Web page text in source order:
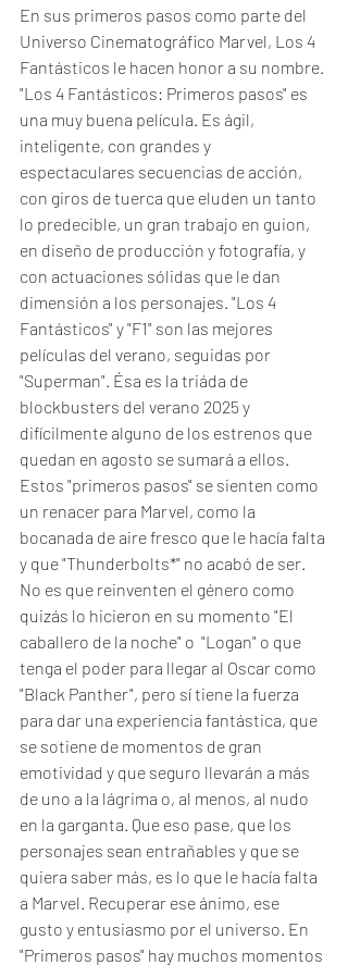
En sus primeros pasos como parte del
Universo Cinematográfico Marvel, Los 4
Fantásticos le hacen honor a su nombre.
"Los 4 Fantásticos: Primeros pasos" es
una muy buena película. Es ágil,
inteligente, con grandes y
espectaculares secuencias de acción,
con giros de tuerca que eluden un tanto
lo predecible, un gran trabajo en guion,
en diseño de producción y fotografía, y
con actuaciones sólidas que le dan
dimensión a los personajes. "Los 4
Fantásticos" y "F1" son las mejores
películas del verano, seguidas por
"Superman". Ésa es la triáda de
blockbusters del verano 2025 y
difícilmente alguno de los estrenos que
quedan en agosto se sumará a ellos.
Estos "primeros pasos" se sienten como
un renacer para Marvel, como la
bocanada de aire fresco que le hacía falta
y que "Thunderbolts*" no acabó de ser.
No es que reinventen el género como
quizás lo hicieron en su momento "El
caballero de la noche" o  "Logan" o que
tenga el poder para llegar al Oscar como
"Black Panther", pero sí tiene la fuerza
para dar una experiencia fantástica, que
se sotiene de momentos de gran
emotividad y que seguro llevarán a más
de uno a la lágrima o, al menos, al nudo
en la garganta. Que eso pase, que los
personajes sean entrañables y que se
quiera saber más, es lo que le hacía falta
a Marvel. Recuperar ese ánimo, ese
gusto y entusiasmo por el universo. En
"Primeros pasos" hay muchos momentos